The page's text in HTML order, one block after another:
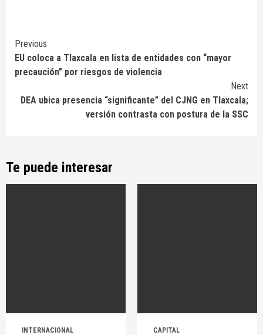
Continue
Reading
Previous
EU coloca a Tlaxcala en lista de entidades con “mayor
precaución” por riesgos de violencia
Next
DEA ubica presencia “significante” del CJNG en Tlaxcala;
versión contrasta con postura de la SSC
Te puede interesar
INTERNACIONAL
CAPITAL